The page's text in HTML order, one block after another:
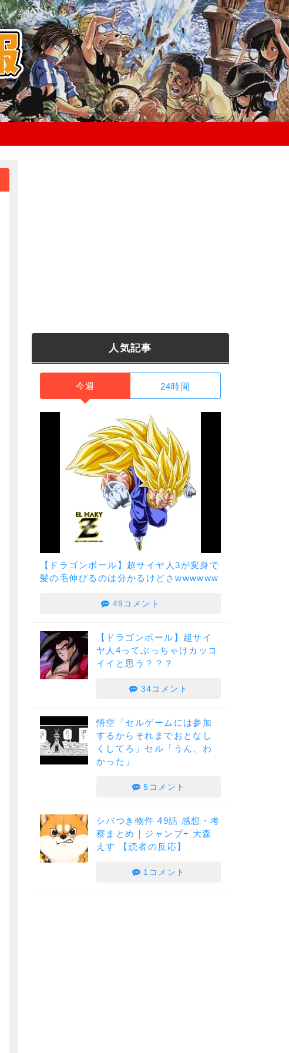
人気記事
今週 24時間
【ドラゴンボール】超サイヤ人3が変身で
髪の毛伸びるのは分かるけどさwwwwww
49コメント
【ドラゴンボール】超サイ
ヤ人4ってぶっちゃけカッコ
イイと思う？？？
34コメント
悟空「セルゲームには参加
するからそれまでおとなし
くしてろ」セル「うん、わ
かった」
5コメント
シバつき物件 49話 感想・考
察まとめ｜ジャンプ+ 大森
えす 【読者の反応】
1コメント